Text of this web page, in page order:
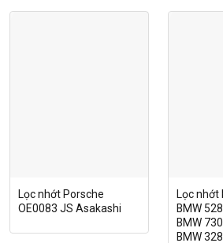
Lọc nhớt Porsche
OE0083 JS Asakashi
Lọc nhớt
BMW
BMW
BMW